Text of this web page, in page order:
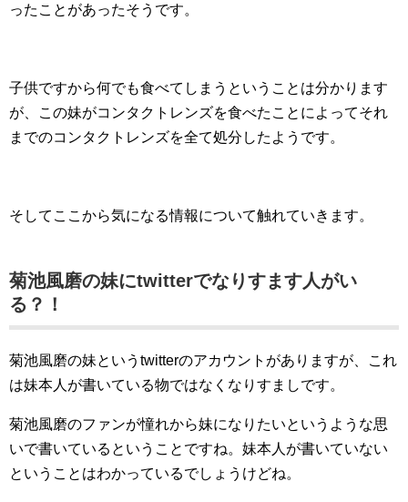
ったことがあったそうです。
子供ですから何でも食べてしまうということは分かります
が、この妹がコンタクトレンズを食べたことによってそれ
までのコンタクトレンズを全て処分したようです。
そしてここから気になる情報について触れていきます。
菊池風磨の妹にtwitterでなりすます人がい
る？！
菊池風磨の妹というtwitterのアカウントがありますが、これ
は妹本人が書いている物ではなくなりすましです。
菊池風磨のファンが憧れから妹になりたいというような思
いで書いているということですね。妹本人が書いていない
ということはわかっているでしょうけどね。